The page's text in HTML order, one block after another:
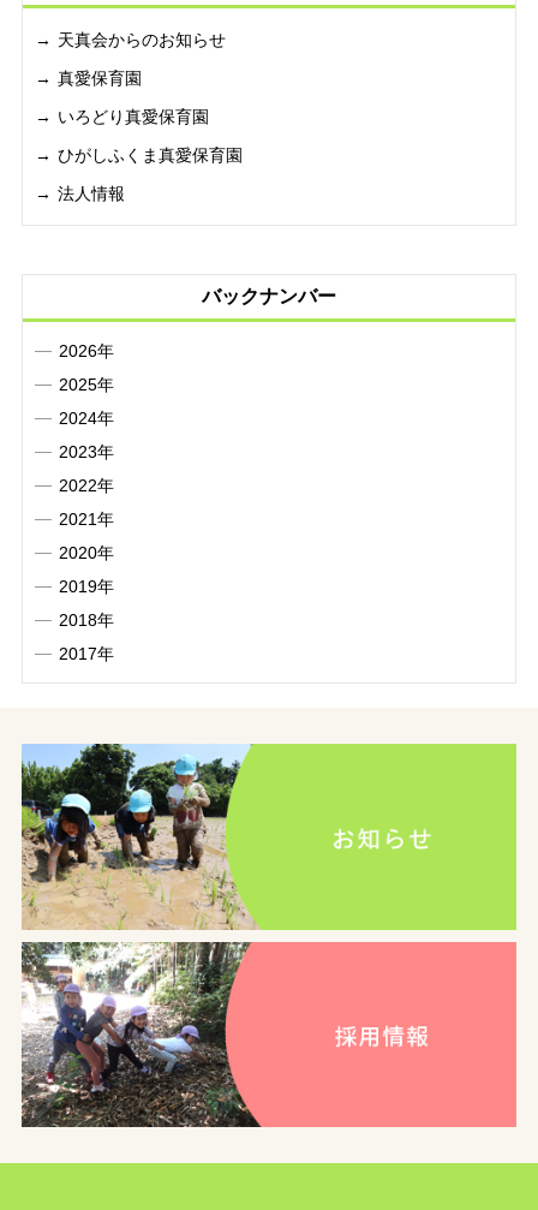
天真会からのお知らせ
真愛保育園
いろどり真愛保育園
ひがしふくま真愛保育園
法人情報
バックナンバー
2026年
2025年
2024年
2023年
2022年
2021年
2020年
2019年
2018年
2017年